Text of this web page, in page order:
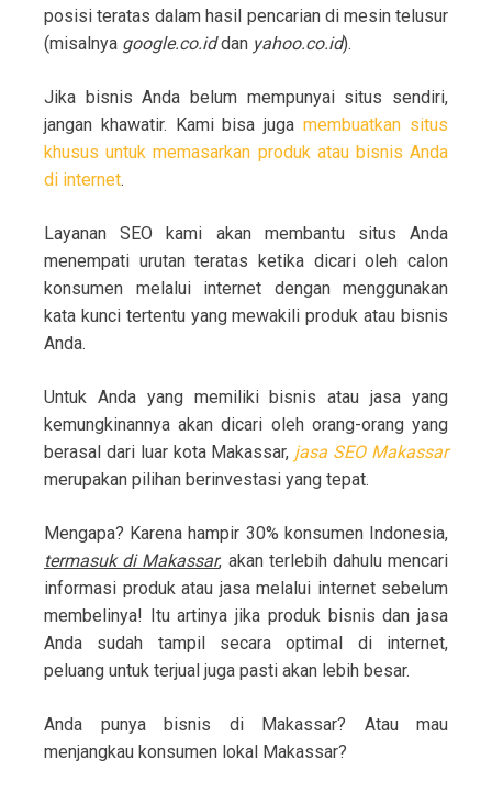
posisi teratas dalam hasil pencarian di mesin telusur
(misalnya google.co.iddan yahoo.co.id).
Jika bisnis Anda belum mempunyai situs sendiri,
jangan khawatir. Kami bisa jugamembuatkan situs
khusus untuk memasarkan produk atau bisnis Anda
di internet.
Layanan SEO kami akan membantu situs Anda
menempati urutan teratas ketika dicari oleh calon
konsumen melalui internet dengan menggunakan
kata kunci tertentu yang mewakili produk atau bisnis
Anda.
Untuk Anda yang memiliki bisnis atau jasa yang
kemungkinannya akan dicari oleh orang-orang yang
berasal dari luar kota Makassar, jasa SEO Makassar
merupakan pilihan berinvestasi yang tepat.
Mengapa? Karena hampir 30% konsumen Indonesia,
termasuk di Makassar, akan terlebih dahulu mencari
informasi produk atau jasa melalui internet sebelum
membelinya! Itu artinya jika produk bisnis dan jasa
Anda sudah tampil secara optimal di internet,
peluang untuk terjual juga pasti akan lebih besar.
Anda punya bisnis di Makassar? Atau mau
menjangkau konsumen lokal Makassar?